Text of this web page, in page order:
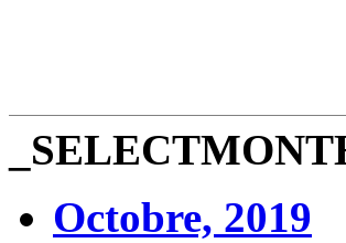
Octobre, 2019